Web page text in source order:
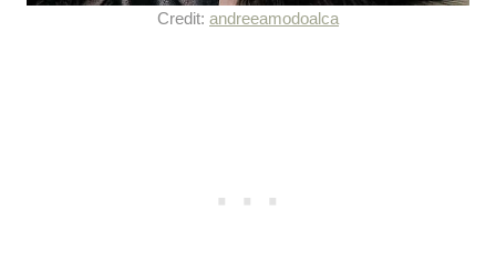
Credit: andreeamodoalca